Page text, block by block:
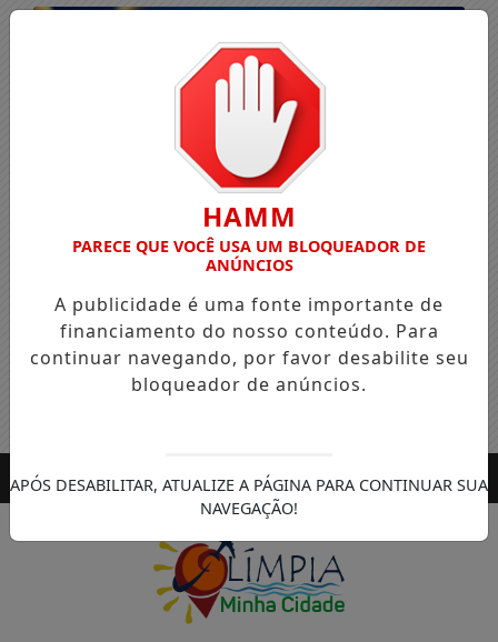
Entrar
HAMM
PARECE QUE VOCÊ USA UM BLOQUEADOR DE
ANÚNCIOS
A publicidade é uma fonte importante de
financiamento do nosso conteúdo. Para
continuar navegando, por favor desabilite seu
bloqueador de anúncios.
APÓS DESABILITAR, ATUALIZE A PÁGINA PARA CONTINUAR SUA
NAVEGAÇÃO!